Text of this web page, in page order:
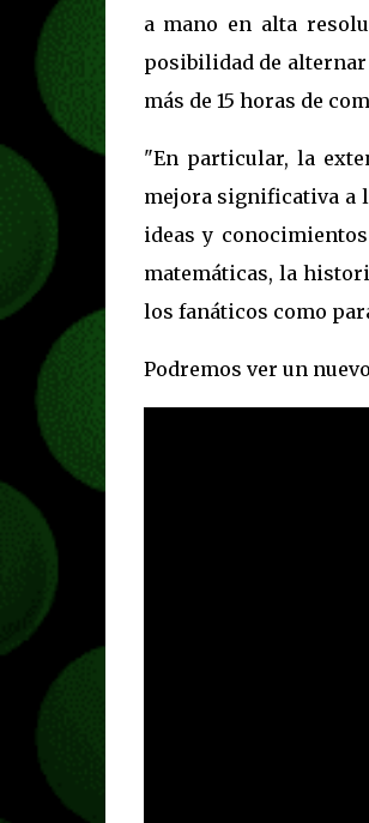
a mano en alta
posibilidad de
más de 15 horas de
"En particular, la
mejora significativa a
ideas y
matemáticas, la
los fanáticos como
Podremos ver un